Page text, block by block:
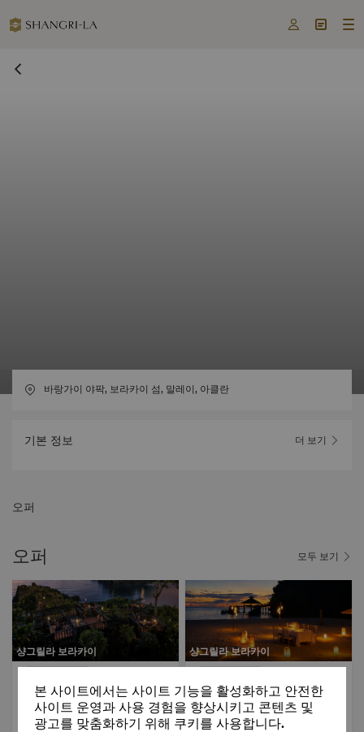
  
바랑가이 야팍, 보라카이 섬, 말레이, 아클란
기본 정보 더 보기
오퍼
오퍼 모두 보기
샹그릴라 보라카이
고메 디스커버리
포토제닉
2026-06-01- 2027-05-31
샹그릴라 보라카이
고메 디스커버리
썬 & 비치
본 사이트에서는 사이트 기능을 활성화하고 안전한
사이트 운영과 사용 경험을 향상시키고 콘텐츠 및
광고를 맞춤화하기 위해 쿠키를 사용합니다.